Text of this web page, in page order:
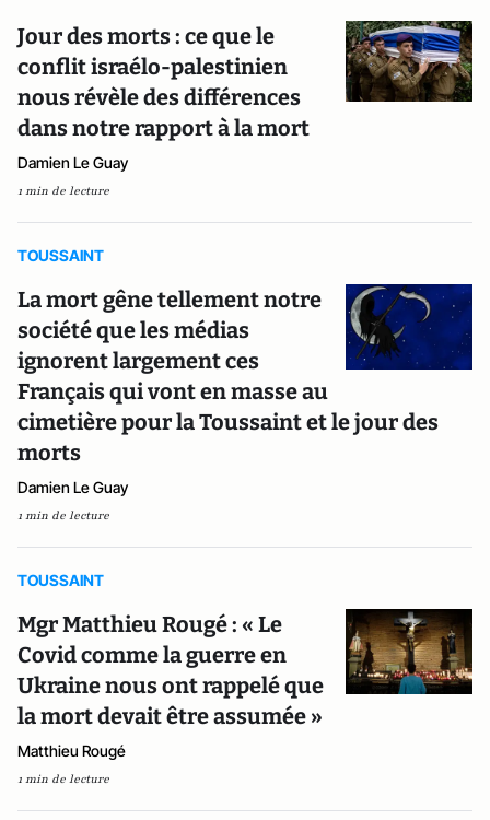
Jour des morts : ce que le
conflit israélo-palestinien
nous révèle des différences
dans notre rapport à la mort
Damien Le Guay
1 min de lecture
TOUSSAINT
La mort gêne tellement notre
société que les médias
ignorent largement ces
Français qui vont en masse au
cimetière pour la Toussaint et le jour des
morts
Damien Le Guay
1 min de lecture
TOUSSAINT
Mgr Matthieu Rougé : « Le
Covid comme la guerre en
Ukraine nous ont rappelé que
la mort devait être assumée »
Matthieu Rougé
1 min de lecture